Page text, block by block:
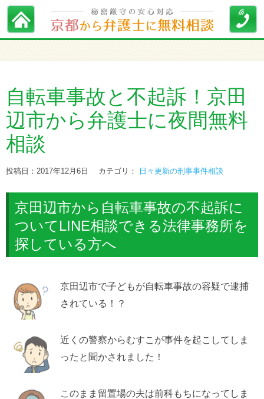
自転車事故と不起訴！京田
辺市から弁護士に夜間無料
相談
投稿日：2017年12月6日 カテゴリ： 日々更新の刑事事件相談
京田辺市から自転車事故の不起訴に
ついてLINE相談できる法律事務所を
探している方へ
京田辺市で子どもが自転車事故の容疑で逮捕
されている！？
近くの警察からむすこが事件を起こしてしま
ったと聞かされました！
このまま留置場の夫は前科もちになってしま